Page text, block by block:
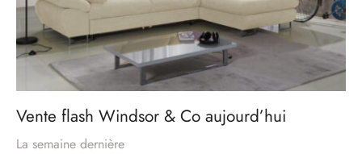
Vente flash Windsor & Co aujourd’hui
La semaine dernière